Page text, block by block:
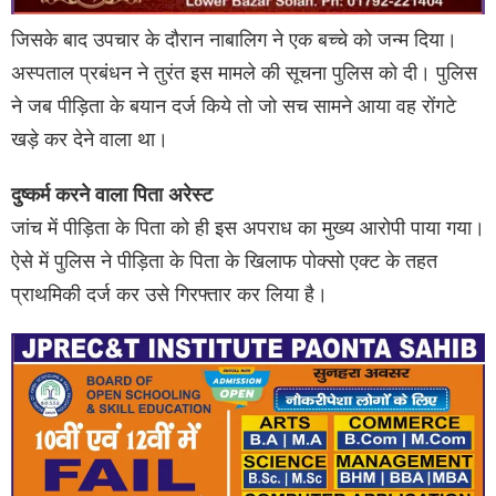
जिसके बाद उपचार के दौरान नाबालिग ने एक बच्चे को जन्म दिया।
अस्पताल प्रबंधन ने तुरंत इस मामले की सूचना पुलिस को दी। पुलिस
ने जब पीड़िता के बयान दर्ज किये तो जो सच सामने आया वह रोंगटे
खड़े कर देने वाला था।
दुष्कर्म करने वाला पिता अरेस्ट
जांच में पीड़िता के पिता को ही इस अपराध का मुख्य आरोपी पाया गया।
ऐसे में पुलिस ने पीड़िता के पिता के खिलाफ पोक्सो एक्ट के तहत
प्राथमिकी दर्ज कर उसे गिरफ्तार कर लिया है।